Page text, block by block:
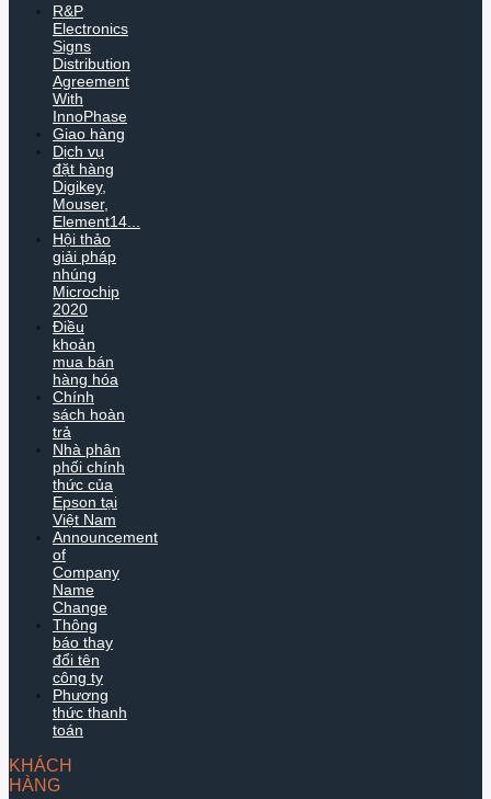
R&P
Electronics
Signs
Distribution
Agreement
With
InnoPhase
Giao hàng
Dịch vụ
đặt hàng
Digikey,
Mouser,
Element14...
Hội thảo
giải pháp
nhúng
Microchip
2020
Điều
khoản
mua bán
hàng hóa
Chính
sách hoàn
trả
Nhà phân
phối chính
thức của
Epson tại
Việt Nam
Announcement
of
Company
Name
Change
Thông
báo thay
đổi tên
công ty
Phương
thức thanh
toán
KHÁCH
HÀNG